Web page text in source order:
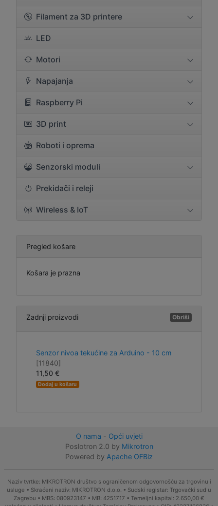
Filament za 3D printere
LED
Motori
Napajanja
Raspberry Pi
3D print
Roboti i oprema
Senzorski moduli
Prekidači i releji
Wireless & IoT
Pregled košare
Košara je prazna
Zadnji proizvodi Obriši
Senzor nivoa tekućine za Arduino - 10 cm
[11840]
11,50 €
Dodaj u košaru
O nama - Opći uvjeti
Poslotron 2.0 by Mikrotron
Powered by Apache OFBiz
Naziv tvrtke: MIKROTRON društvo s ograničenom odgovornošću za trgovinu i
usluge • Skraćeni naziv: MIKROTRON d.o.o. • Sudski registar: Trgovački sud u
Zagrebu • MBS: 080923147 • MB: 4251717 • Temeljni kapital: 2.650,00 €